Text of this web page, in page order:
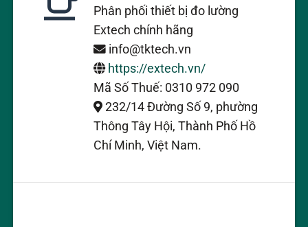
Phân phối thiết bị đo lường
Extech chính hãng
info@tktech.vn
https://extech.vn/
Mã Số Thuế: 0310 972 090
232/14 Đường Số 9, phường
Thông Tây Hội, Thành Phố Hồ
Chí Minh, Việt Nam.